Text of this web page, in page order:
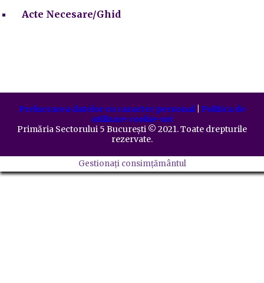
Acte Necesare/Ghid
Prelucrarea datelor cu caracter personal| Politica de
utilizare cookie-uri
Primăria Sectorului 5 București ©️ 2021. Toate drepturile
rezervate.
Gestionați consimțământul